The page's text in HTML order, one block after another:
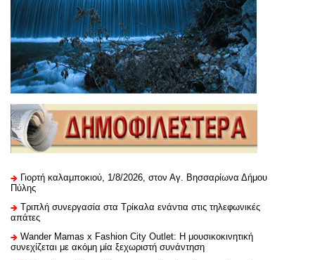
Γιορτή καλαμποκιού, 1/8/2026, στον Αγ. Βησσαρίωνα Δήμου
Πύλης
Τριπλή συνεργασία στα Τρίκαλα ενάντια στις τηλεφωνικές
απάτες
Wander Mamas x Fashion City Outlet: Η μουσικοκινητική
συνεχίζεται με ακόμη μία ξεχωριστή συνάντηση